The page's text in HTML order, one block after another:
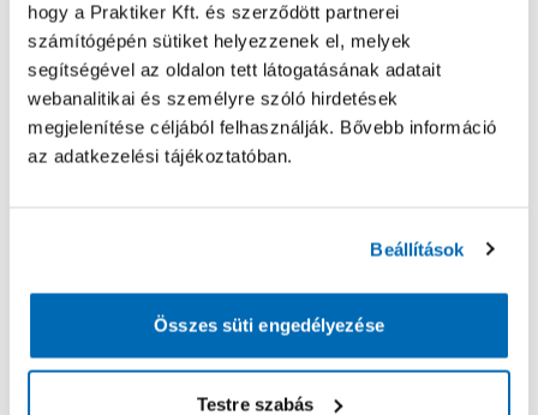
hogy a Praktiker Kft. és szerződött partnerei
számítógépén sütiket helyezzenek el, melyek
segítségével az oldalon tett látogatásának adatait
webanalitikai és személyre szóló hirdetések
megjelenítése céljából felhasználják. Bővebb információ
az adatkezelési tájékoztatóban.
Beállítások
Összes süti engedélyezése
Testre szabás